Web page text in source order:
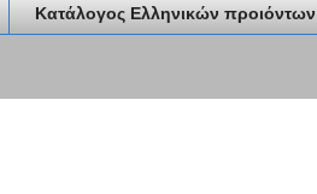
Κατάλογος Ελληνικών προιόντων